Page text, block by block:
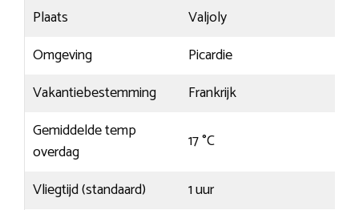
Plaats
Valjoly
Omgeving
Picardie
Vakantiebestemming
Frankrijk
Gemiddelde temp
overdag
17 °C
Vliegtijd (standaard)
1 uur